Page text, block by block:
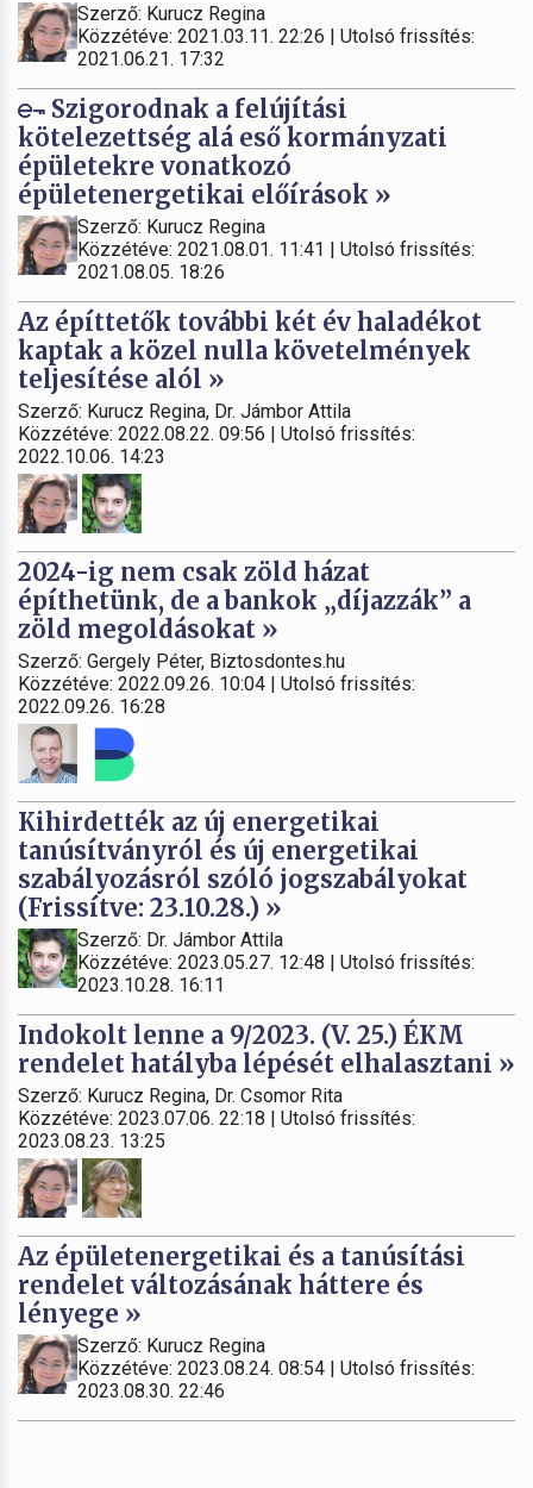
Szerző: Kurucz Regina
Közzétéve: 2021.03.11. 22:26 | Utolsó frissítés:
2021.06.21. 17:32
Szigorodnak a felújítási
kötelezettség alá eső kormányzati
épületekre vonatkozó
épületenergetikai előírások »
Szerző: Kurucz Regina
Közzétéve: 2021.08.01. 11:41 | Utolsó frissítés:
2021.08.05. 18:26
Az építtetők további két év haladékot
kaptak a közel nulla követelmények
teljesítése alól »
Szerző: Kurucz Regina, Dr. Jámbor Attila
Közzétéve: 2022.08.22. 09:56 | Utolsó frissítés:
2022.10.06. 14:23
2024-ig nem csak zöld házat
építhetünk, de a bankok „díjazzák” a
zöld megoldásokat »
Szerző: Gergely Péter, Biztosdontes.hu
Közzétéve: 2022.09.26. 10:04 | Utolsó frissítés:
2022.09.26. 16:28
Kihirdették az új energetikai
tanúsítványról és új energetikai
szabályozásról szóló jogszabályokat
(Frissítve: 23.10.28.) »
Szerző: Dr. Jámbor Attila
Közzétéve: 2023.05.27. 12:48 | Utolsó frissítés:
2023.10.28. 16:11
Indokolt lenne a 9/2023. (V. 25.) ÉKM
rendelet hatályba lépését elhalasztani »
Szerző: Kurucz Regina, Dr. Csomor Rita
Közzétéve: 2023.07.06. 22:18 | Utolsó frissítés:
2023.08.23. 13:25
Az épületenergetikai és a tanúsítási
rendelet változásának háttere és
lényege »
Szerző: Kurucz Regina
Közzétéve: 2023.08.24. 08:54 | Utolsó frissítés:
2023.08.30. 22:46